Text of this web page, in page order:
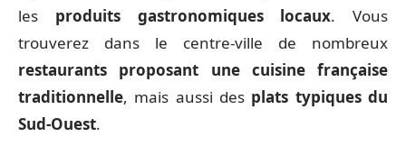
les produits gastronomiques locaux. Vous
trouverez dans le centre-ville de nombreux
restaurants proposant une cuisine française
traditionnelle, mais aussi des plats typiques du
Sud-Ouest.